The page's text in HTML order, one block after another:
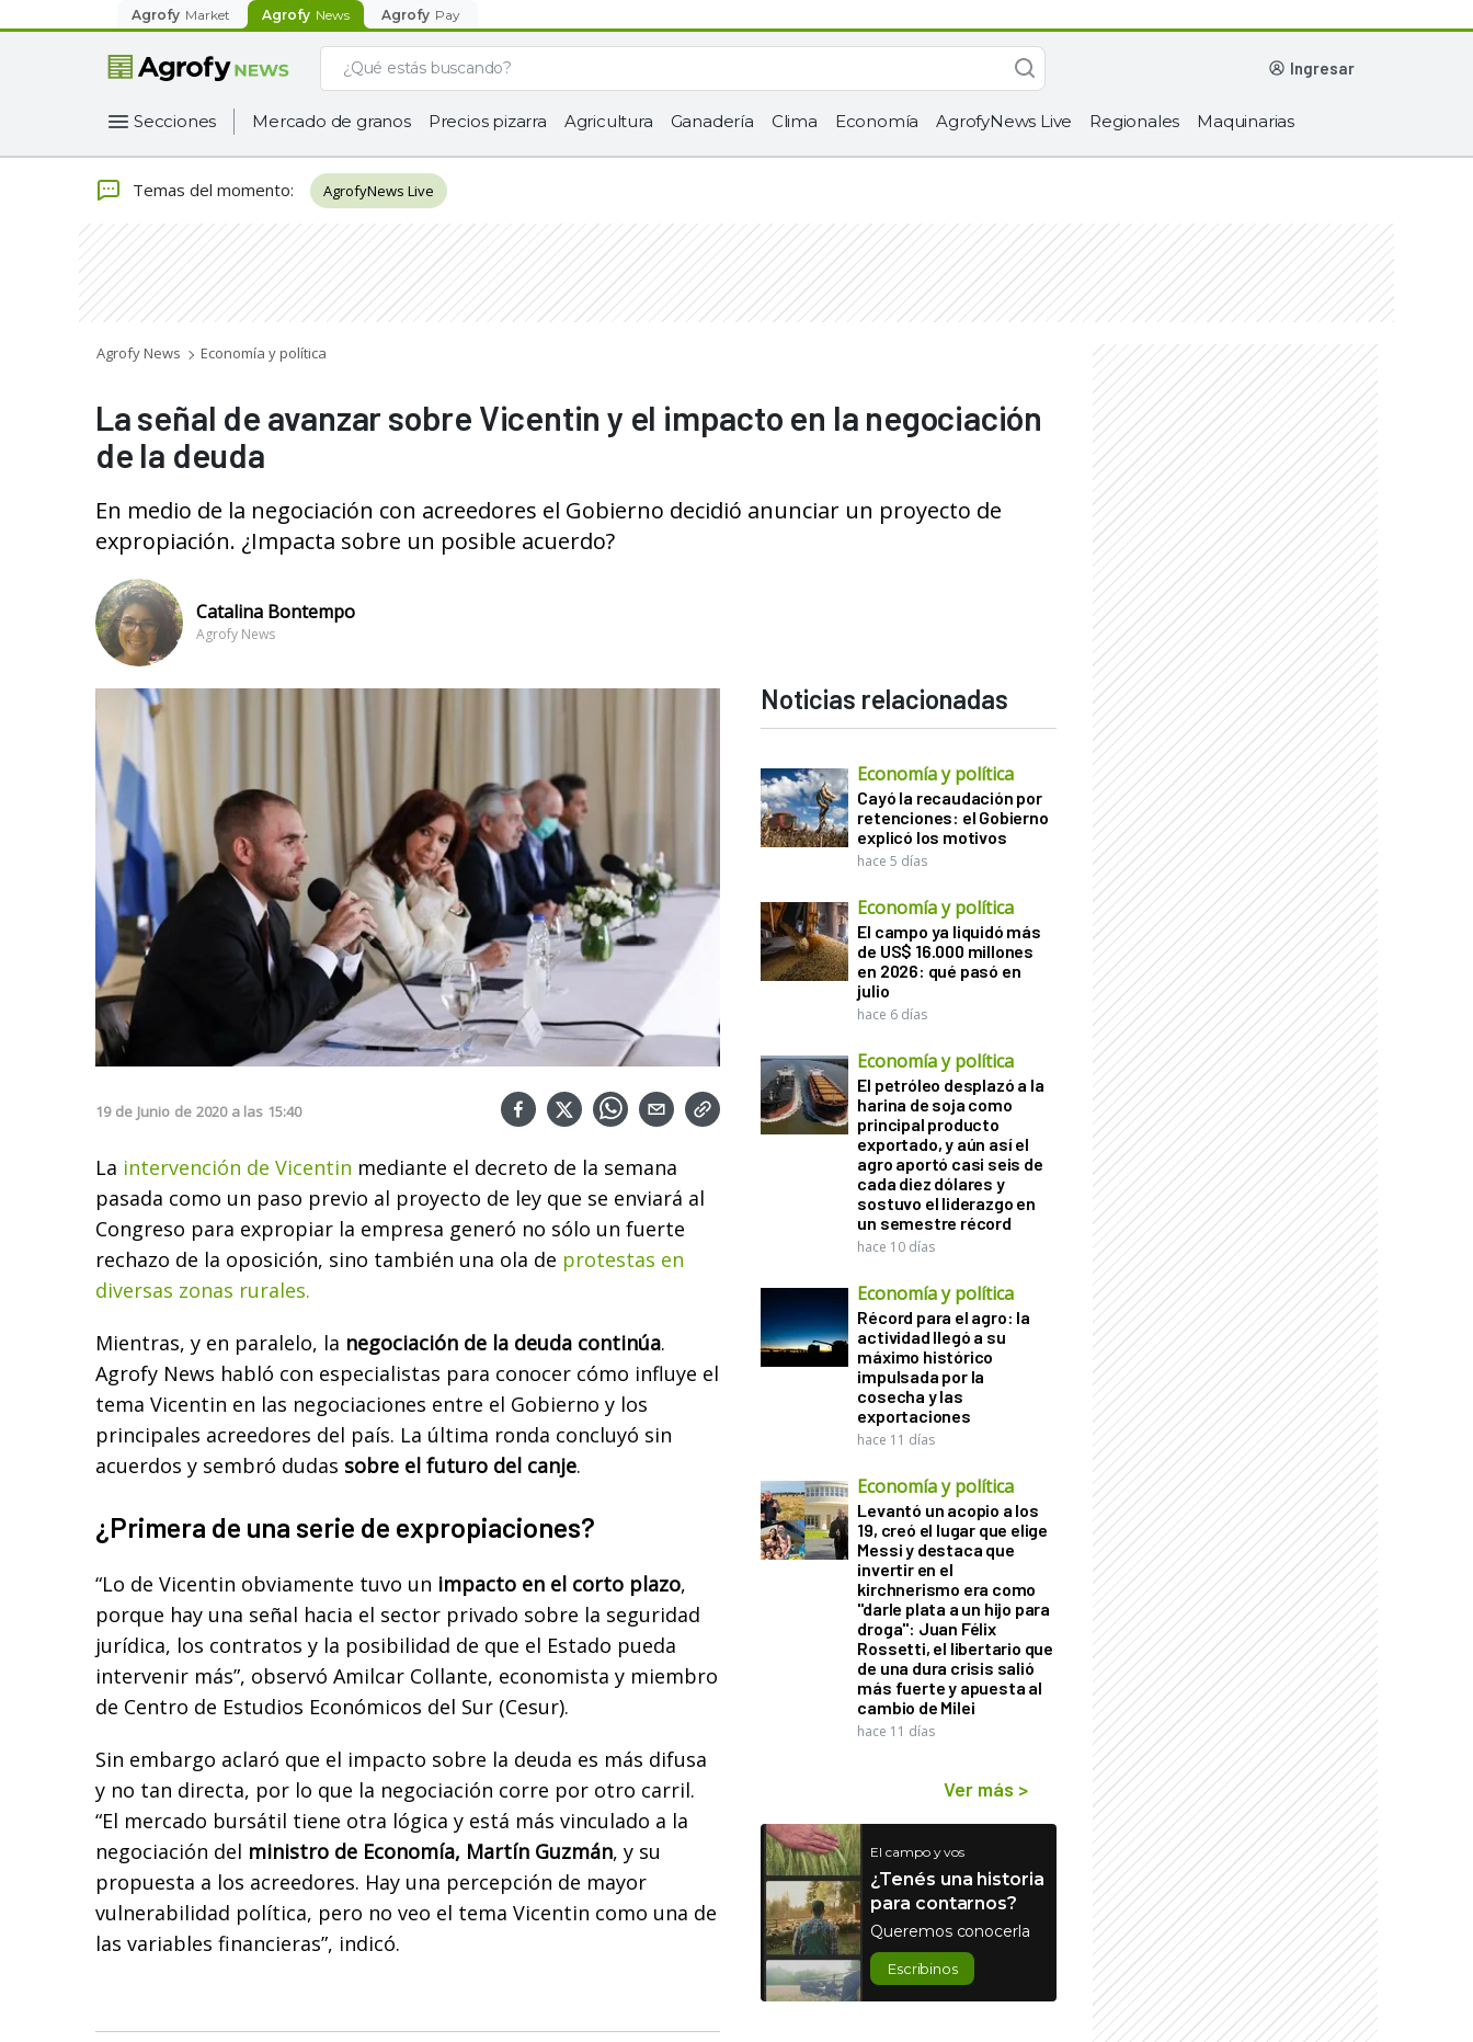
Agrofy Market Agrofy News Agrofy Pay
ingresar
Secciones Mercado de granos Precios pizarra Agricultura Ganadería Clima Economía AgrofyNews Live Regionales Maquinarias
Temas del momento: AgrofyNews Live
Agrofy News Economía y política
La señal de avanzar sobre Vicentin y el impacto en la negociación
de la deuda
En medio de la negociación con acreedores el Gobierno decidió anunciar un proyecto de
expropiación. ¿Impacta sobre un posible acuerdo?
Catalina Bontempo
Agrofy News
19 de Junio de 2020 a las 15:40
La intervención de Vicentin mediante el decreto de la semana
pasada como un paso previo al proyecto de ley que se enviará al
Congreso para expropiar la empresa generó no sólo un fuerte
rechazo de la oposición, sino también una ola de protestas en
diversas zonas rurales.
Mientras, y en paralelo, la negociación de la deuda continúa.
Agrofy News habló con especialistas para conocer cómo influye el
tema Vicentin en las negociaciones entre el Gobierno y los
principales acreedores del país. La última ronda concluyó sin
acuerdos y sembró dudas sobre el futuro del canje.
¿Primera de una serie de expropiaciones?
“Lo de Vicentin obviamente tuvo un impacto en el corto plazo,
porque hay una señal hacia el sector privado sobre la seguridad
jurídica, los contratos y la posibilidad de que el Estado pueda
intervenir más”, observó Amilcar Collante, economista y miembro
de Centro de Estudios Económicos del Sur (Cesur).
Sin embargo aclaró que el impacto sobre la deuda es más difusa
y no tan directa, por lo que la negociación corre por otro carril.
“El mercado bursátil tiene otra lógica y está más vinculado a la
negociación del ministro de Economía, Martín Guzmán, y su
propuesta a los acreedores. Hay una percepción de mayor
vulnerabilidad política, pero no veo el tema Vicentin como una de
las variables financieras”, indicó.
Noticias relacionadas
Economía y política
Cayó la recaudación por
retenciones: el Gobierno
explicó los motivos
hace 5 días
Economía y política
El campo ya liquidó más
de US$ 16.000 millones
en 2026: qué pasó en
julio
hace 6 días
Economía y política
El petróleo desplazó a la
harina de soja como
principal producto
exportado, y aún así el
agro aportó casi seis de
cada diez dólares y
sostuvo el liderazgo en
un semestre récord
hace 10 días
Economía y política
Récord para el agro: la
actividad llegó a su
máximo histórico
impulsada por la
cosecha y las
exportaciones
hace 11 días
Economía y política
Levantó un acopio a los
19, creó el lugar que elige
Messi y destaca que
invertir en el
kirchnerismo era como
"darle plata a un hijo para
droga": Juan Félix
Rossetti, el libertario que
de una dura crisis salió
más fuerte y apuesta al
cambio de Milei
hace 11 días
Ver más >
El campo y vos
¿Tenés una historia
para contarnos?
Queremos conocerla
Escribinos